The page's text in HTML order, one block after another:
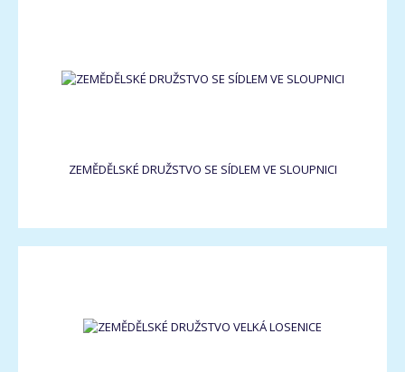
ZEMĚDĚLSKÉ DRUŽSTVO SE SÍDLEM VE SLOUPNICI